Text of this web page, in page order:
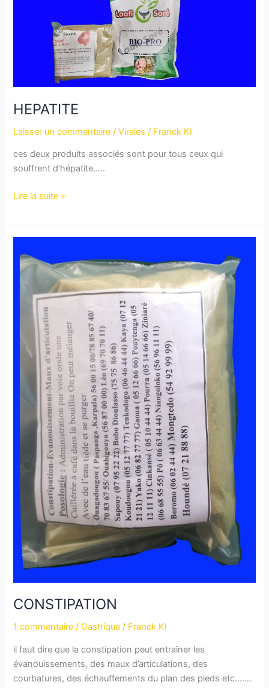
HEPATITE
Laisser un commentaire /Virales / Franck KI
ces deux produits associés sont pour tous ceux qui
souffrent d’hépatite…..
Lire la suite »
CONSTIPATION
1 commentaire /Gastrique / Franck KI
il faut dire que la constipation peut entraîner les
évanouissements, des maux d’articulations, des
courbatures, des échauffements du plan des pieds etc…….